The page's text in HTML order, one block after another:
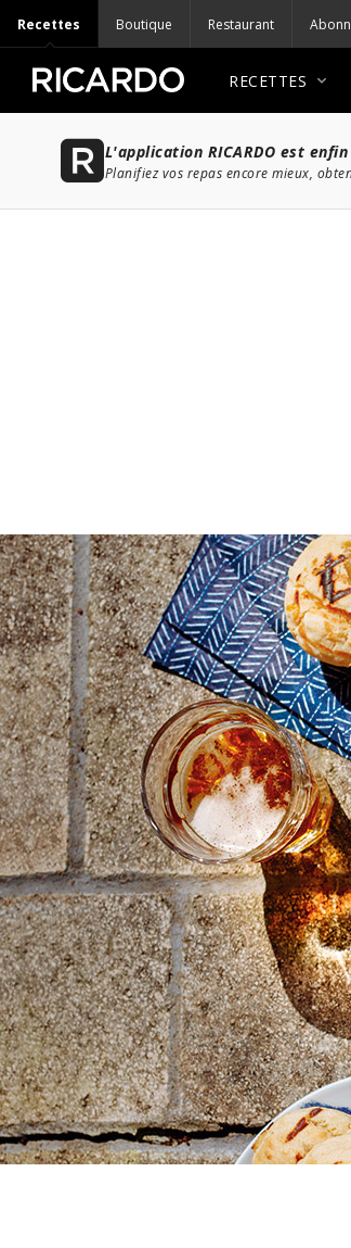
Recettes Boutique Restaurant
RECETTES
L'application RICARDO est
Planifiez vos repas encore mieux,